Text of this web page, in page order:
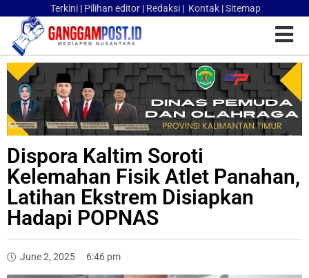
Terkini | Pilihan editor | Redaksi | Kontak |Sitemap
Dispora Kaltim Soroti
Kelemahan Fisik Atlet Panahan,
Latihan Ekstrem Disiapkan
Hadapi POPNAS
June 2, 2025 6:46 pm